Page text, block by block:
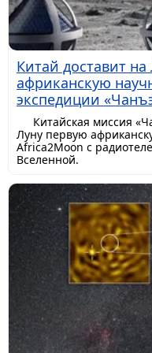
Китай доставит
африканскую
экспедиции
Китайская миссия
Луну первую
Africa2Moon с
Вселенной.